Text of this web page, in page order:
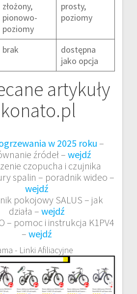
złożony,
pionowo-
poziomy
prosty,
poziomy
brak
dostępna
jako opcja
artykuły
w 2025 roku–
źródeł – wejdź
czopucha i czujnika
spalin – poradnik wideo –
wejdź
pokojowy SALUS – jak
działa – wejdź
– pomoc i instrukcja K1PV4
– wejdź
- Linki Afiliacyjne